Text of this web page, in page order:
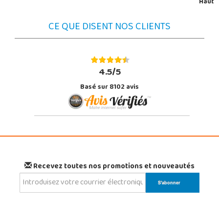
CE QUE DISENT NOS CLIENTS
4.5/5
Basé sur 8102 avis
Recevez toutes nos promotions et nouveautés